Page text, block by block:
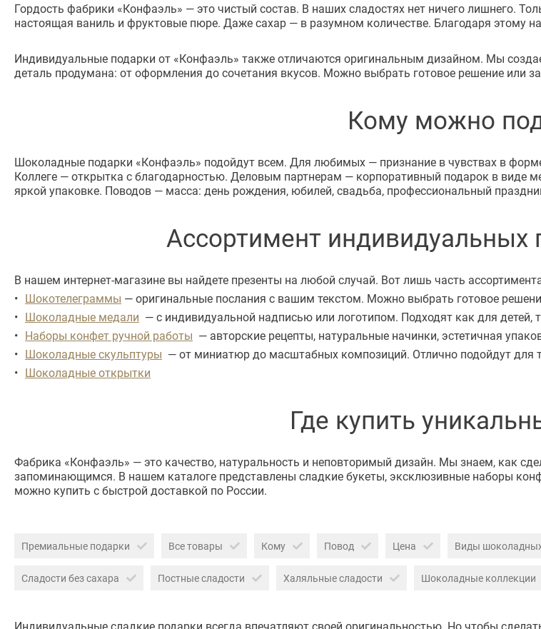
Гордость фабрики «Конфаэль» — это чистый состав. В наших сладостях нет ничего лишнего.
настоящая ваниль и фруктовые пюре. Даже сахар — в разумном количестве. Благодаря этому
Индивидуальные подарки от «Конфаэль» также отличаются оригинальным дизайном. Мы
деталь продумана: от оформления до сочетания вкусов. Можно выбрать готовое решение или
Кому можно
Шоколадные подарки «Конфаэль» подойдут всем. Для любимых — признание в чувствах в
Коллеге — открытка с благодарностью. Деловым партнерам — корпоративный подарок в виде
яркой упаковке. Поводов — масса: день рождения, юбилей, свадьба, профессиональный
Ассортимент индивидуальных
В нашем интернет-магазине вы найдете презенты на любой случай. Вот лишь часть
Шокотелеграммы — оригинальные послания с вашим текстом. Можно выбрать готовое
Шоколадные медали — с индивидуальной надписью или логотипом. Подходят как для детей,
Наборы конфет ручной работы — авторские рецепты, натуральные начинки, эстетичная
Шоколадные скульптуры — от миниатюр до масштабных композиций. Отлично подойдут для
Шоколадные открытки
Где купить
Фабрика «Конфаэль» — это качество, натуральность и неповторимый дизайн. Мы знаем, как
запоминающимся. В нашем каталоге представлены сладкие букеты, эксклюзивные наборы
можно купить с быстрой доставкой по России.
Премиальные подарки Все товары Кому Повод Цена Виды
Сладости без сахара Постные сладости Халяльные сладости Шоколадные коллекции
Индивидуальные сладкие подарки всегда впечатляют своей оригинальностью. Но чтобы